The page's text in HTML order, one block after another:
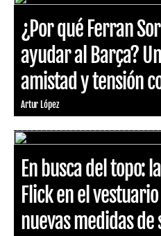
¿Por qué Ferran
ayudar al Barça?
amistad y tensión
Artur López
En busca del topo:
Flick en el
nuevas medidas